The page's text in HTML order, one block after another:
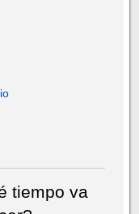
tiempo va